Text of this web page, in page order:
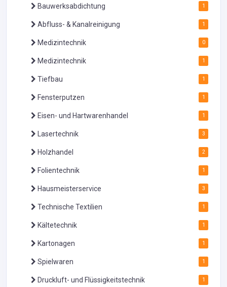
Bauwerksabdichtung 1
Abfluss- & Kanalreinigung 1
Medizintechnik 0
Medizintechnik 1
Tiefbau 1
Fensterputzen 1
Eisen- und Hartwarenhandel 1
Lasertechnik 3
Holzhandel 2
Folientechnik 1
Hausmeisterservice 3
Technische Textilien 1
Kältetechnik 1
Kartonagen 1
Spielwaren 1
Druckluft- und Flüssigkeitstechnik 1